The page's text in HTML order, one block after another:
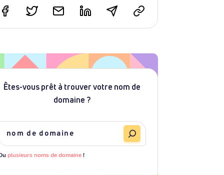
Êtes-vous prêt à trouver votre nom de
domaine ?
plusieurs noms de domaine!